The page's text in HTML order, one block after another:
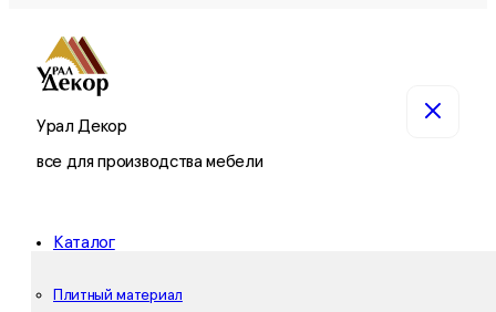
Урал Декор
все для производства мебели
Каталог
Плитный материал